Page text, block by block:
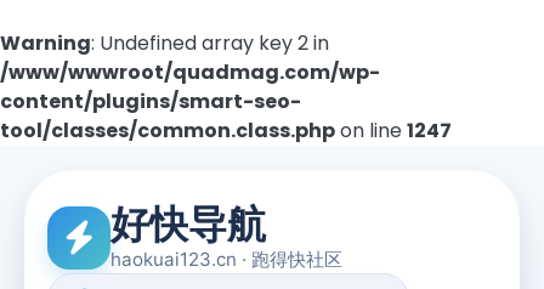
Warning: Undefined array key 2 in
/www/wwwroot/quadmag.com/wp-
content/plugins/smart-seo-
tool/classes/common.class.phpon line1247